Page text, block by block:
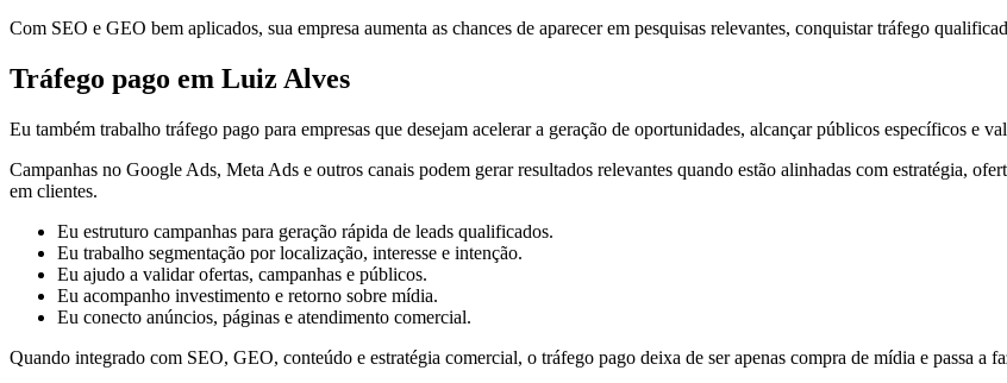
Com SEO e GEO bem aplicados, sua empresa aumenta as chances de aparecer em pesquisas relevantes, conquistar tráfego
Tráfego pago em Luiz Alves
Eu também trabalho tráfego pago para empresas que desejam acelerar a geração de oportunidades, alcançar públicos específicos e
Campanhas no Google Ads, Meta Ads e outros canais podem gerar resultados relevantes quando estão alinhadas com estratégia,
em clientes.
Eu estruturo campanhas para geração rápida de leads qualificados.
Eu trabalho segmentação por localização, interesse e intenção.
Eu ajudo a validar ofertas, campanhas e públicos.
Eu acompanho investimento e retorno sobre mídia.
Eu conecto anúncios, páginas e atendimento comercial.
Quando integrado com SEO, GEO, conteúdo e estratégia comercial, o tráfego pago deixa de ser apenas compra de mídia e passa a